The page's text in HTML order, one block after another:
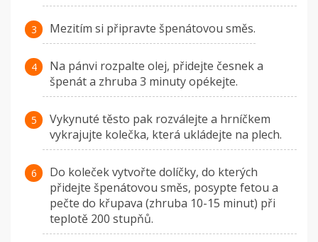
Mezitím si připravte špenátovou směs.
Na pánvi rozpalte olej, přidejte česnek a
špenát a zhruba 3 minuty opékejte.
Vykynuté těsto pak rozválejte a hrníčkem
vykrajujte kolečka, která ukládejte na plech.
Do koleček vytvořte dolíčky, do kterých
přidejte špenátovou směs, posypte fetou a
pečte do křupava (zhruba 10-15 minut) při
teplotě 200 stupňů.